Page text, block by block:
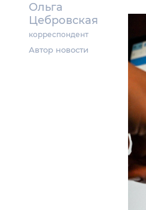
Ольга
Цебровская
корреспондент
Автор новости